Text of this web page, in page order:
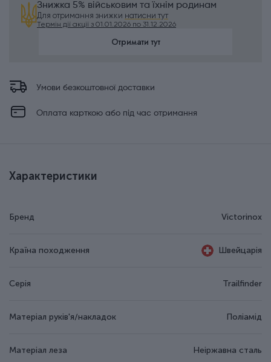
Знижка 5% військовим та їхнім родинам
Для отримання знижки натисни тут
Термін дії акції з 01.01.2026 по 31.12.2026
Отримати тут
Умови безкоштовної доставки
Оплата карткою або під час отримання
Характеристики
Бренд Victorinox
Країна походження Швейцарія
Серія Trailfinder
Матеріал руків'я/накладок Поліамід
Матеріал леза Неіржавна сталь